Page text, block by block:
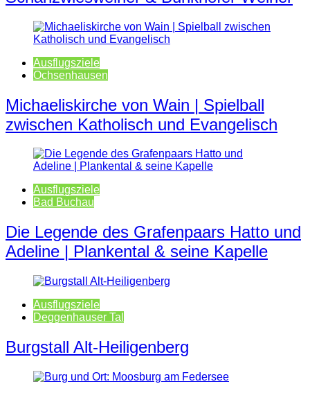
Ausflugsziele
Ochsenhausen
Michaeliskirche von Wain | Spielball
zwischen Katholisch und Evangelisch
Ausflugsziele
Bad Buchau
Die Legende des Grafenpaars Hatto und
Adeline | Plankental & seine Kapelle
Ausflugsziele
Deggenhauser Tal
Burgstall Alt-Heiligenberg